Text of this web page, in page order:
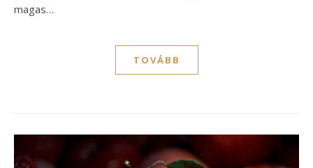
magas…
TOVÁBB